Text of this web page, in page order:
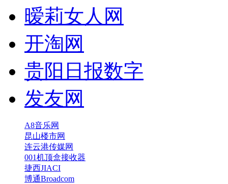
暧莉女人网
开淘网
贵阳日报数字
发友网
A8音乐网
昆山楼市网
连云港传媒网
001机顶盒接收器
捷西JIACI
博通Broadcom